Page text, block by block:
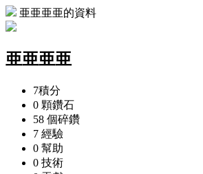
亜亜亜亜的資料
亜亜亜亜
7積分
0 顆鑽石
58 個碎鑽
7 經驗
0 幫助
0 技術